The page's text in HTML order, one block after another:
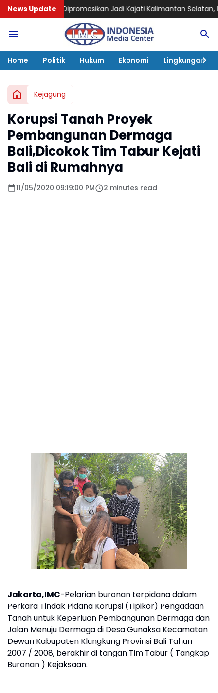
News UpdateJadi Kajati Kalimantan Selatan, Bawa Pengalaman
Home Politik Hukum Ekonomi Lingkungan
Kejagung
Korupsi Tanah Proyek
Pembangunan Dermaga
Bali,Dicokok Tim Tabur Kejati
Bali di Rumahnya
11/05/2020 09:19:00 PM 2 minutes read
Jakarta,IMC-Pelarian buronan terpidana dalam
Perkara Tindak Pidana Korupsi (Tipikor) Pengadaan
Tanah untuk Keperluan Pembangunan Dermaga dan
Jalan Menuju Dermaga di Desa Gunaksa Kecamatan
Dewan Kabupaten Klungkung Provinsi Bali Tahun
2007 / 2008, berakhir di tangan Tim Tabur ( Tangkap
Buronan ) Kejaksaan.